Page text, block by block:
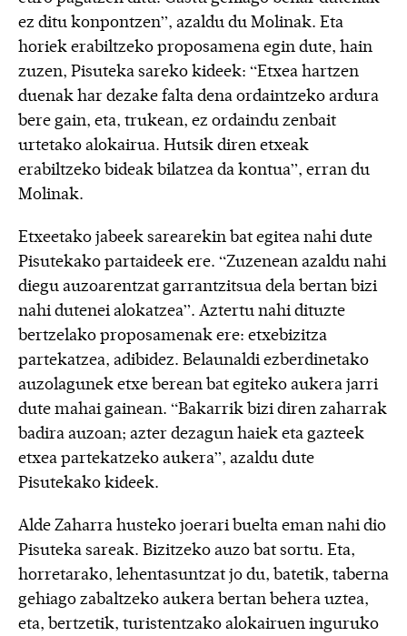
ez ditu konpontzen”, azaldu du Molinak. Eta
horiek erabiltzeko proposamena egin dute, hain
zuzen, Pisuteka sareko kideek: “Etxea hartzen
duenak har dezake falta dena ordaintzeko ardura
bere gain, eta, trukean, ez ordaindu zenbait
urtetako alokairua. Hutsik diren etxeak
erabiltzeko bideak bilatzea da kontua”, erran du
Molinak.
Etxeetako jabeek sarearekin bat egitea nahi dute
Pisutekako partaideek ere. “Zuzenean azaldu nahi
diegu auzoarentzat garrantzitsua dela bertan bizi
nahi dutenei alokatzea”. Aztertu nahi dituzte
bertzelako proposamenak ere: etxebizitza
partekatzea, adibidez. Belaunaldi ezberdinetako
auzolagunek etxe berean bat egiteko aukera jarri
dute mahai gainean. “Bakarrik bizi diren zaharrak
badira auzoan; azter dezagun haiek eta gazteek
etxea partekatzeko aukera”, azaldu dute
Pisutekako kideek.
Alde Zaharra husteko joerari buelta eman nahi dio
Pisuteka sareak. Bizitzeko auzo bat sortu. Eta,
horretarako, lehentasuntzat jo du, batetik, taberna
gehiago zabaltzeko aukera bertan behera uztea,
eta, bertzetik, turistentzako alokairuen inguruko